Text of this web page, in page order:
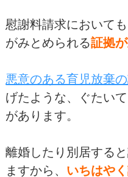
慰謝料請求において
がみとめられる証拠
悪意のある育児放棄
げたような、ぐたい
があります。
離婚したり別居する
ますから、 いちはや